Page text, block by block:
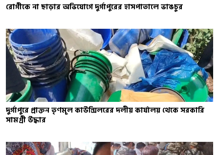
রোগীকে না ছাড়ার অভিযোগে দুর্গাপুরের হাসপাতালে ভাঙচুর
দুর্গাপুরে প্রাক্তন তৃণমূল কাউন্সিলরের দলীয় কার্যালয় থেকে সরকারি
সামগ্রী উদ্ধার